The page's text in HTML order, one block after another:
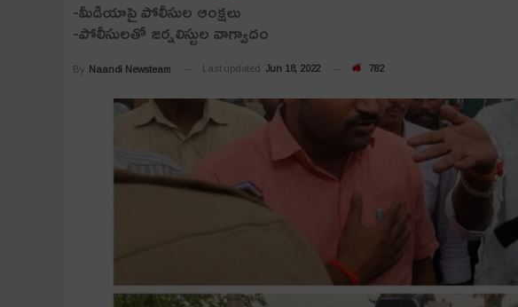
-మీడియాపై పోలీసుల ఆంక్ష‌లు
-పోలీసుల‌తో జ‌ర్న‌లిస్టుల వాగ్వాదం
By Naandi Newsteam Last updated Jun 18, 2022 782